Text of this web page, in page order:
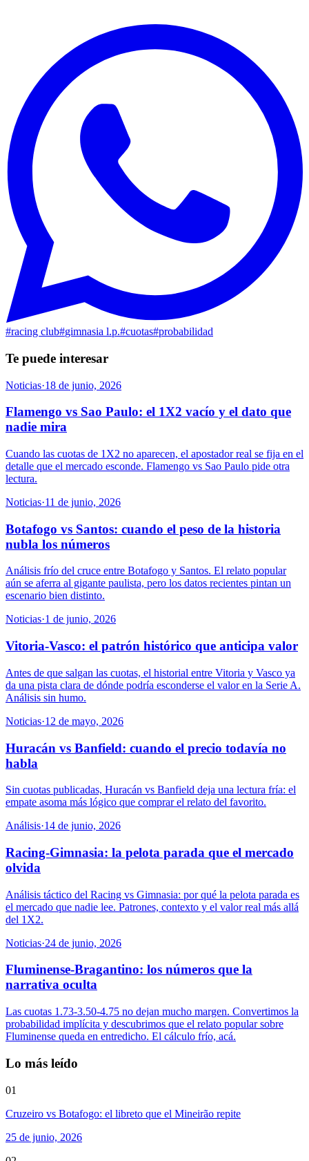
#racing club#gimnasia l.p.#cuotas#probabilidad
Te puede interesar
Noticias·18 de junio, 2026
Flamengo vs Sao Paulo: el 1X2 vacío y el dato que
nadie mira
Cuando las cuotas de 1X2 no aparecen, el apostador real se fija en el
detalle que el mercado esconde. Flamengo vs Sao Paulo pide otra
lectura.
Noticias·11 de junio, 2026
Botafogo vs Santos: cuando el peso de la historia
nubla los números
Análisis frío del cruce entre Botafogo y Santos. El relato popular
aún se aferra al gigante paulista, pero los datos recientes pintan un
escenario bien distinto.
Noticias·1 de junio, 2026
Vitoria-Vasco: el patrón histórico que anticipa valor
Antes de que salgan las cuotas, el historial entre Vitoria y Vasco ya
da una pista clara de dónde podría esconderse el valor en la Serie A.
Análisis sin humo.
Noticias·12 de mayo, 2026
Huracán vs Banfield: cuando el precio todavía no
habla
Sin cuotas publicadas, Huracán vs Banfield deja una lectura fría: el
empate asoma más lógico que comprar el relato del favorito.
Análisis·14 de junio, 2026
Racing-Gimnasia: la pelota parada que el mercado
olvida
Análisis táctico del Racing vs Gimnasia: por qué la pelota parada es
el mercado que nadie lee. Patrones, contexto y el valor real más allá
del 1X2.
Noticias·24 de junio, 2026
Fluminense-Bragantino: los números que la
narrativa oculta
Las cuotas 1.73-3.50-4.75 no dejan mucho margen. Convertimos la
probabilidad implícita y descubrimos que el relato popular sobre
Fluminense queda en entredicho. El cálculo frío, acá.
Lo más leído
01
Cruzeiro vs Botafogo: el libreto que el Mineirão repite
25 de junio, 2026